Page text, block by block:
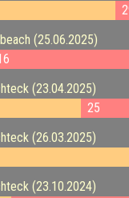
(25.06.2025)
(23.04.2025)
25
(26.03.2025)
(23.10.2024)